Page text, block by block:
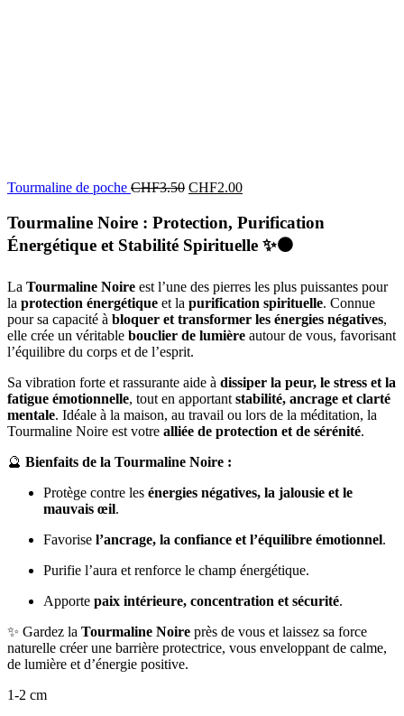
Tourmaline de poche CHF3.50 CHF2.00
Tourmaline Noire : Protection, Purification
Énergétique et Stabilité Spirituelle ✨⚫
La Tourmaline Noire est l’une des pierres les plus puissantes pour
la protection énergétique et la purification spirituelle. Connue
pour sa capacité à bloquer et transformer les énergies négatives,
elle crée un véritable bouclier de lumière autour de vous, favorisant
l’équilibre du corps et de l’esprit.
Sa vibration forte et rassurante aide à dissiper la peur, le stress et la
fatigue émotionnelle, tout en apportant stabilité, ancrage et clarté
mentale. Idéale à la maison, au travail ou lors de la méditation, la
Tourmaline Noire est votre alliée de protection et de sérénité.
🔮 Bienfaits de la Tourmaline Noire :
Protège contre les énergies négatives, la jalousie et le
mauvais œil.
Favorise l’ancrage, la confiance et l’équilibre émotionnel.
Purifie l’aura et renforce le champ énergétique.
Apporte paix intérieure, concentration et sécurité.
✨ Gardez la Tourmaline Noire près de vous et laissez sa force
naturelle créer une barrière protectrice, vous enveloppant de calme,
de lumière et d’énergie positive.
1-2 cm